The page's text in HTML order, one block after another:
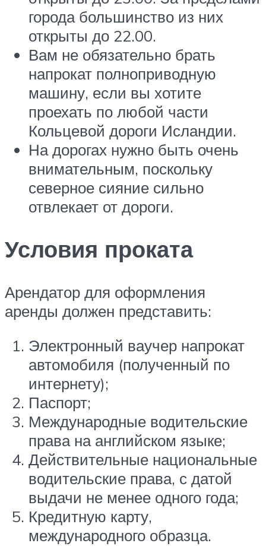
города большинство из них
открыты до 22.00.
Вам не обязательно брать
напрокат полноприводную
машину, если вы хотите
проехать по любой части
Кольцевой дороги Исландии.
На дорогах нужно быть очень
внимательным, поскольку
северное сияние сильно
отвлекает от дороги.
Условия проката
Арендатор для оформления
аренды должен представить:
Электронный ваучер напрокат
автомобиля (полученный по
интернету);
Паспорт;
Международные водительские
права на английском языке;
Действительные национальные
водительские права, с датой
выдачи не менее одного года;
Кредитную карту,
международного образца.